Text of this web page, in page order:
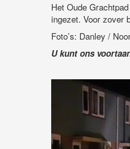
Het Oude
ingezet. Voor zover
Foto’s: Danley /
U kunt ons